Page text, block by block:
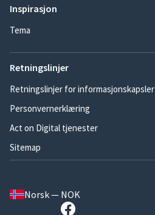
Inspirasjon
Tema
Retningslinjer
Retningslinjer for informasjonskapsler
Personvernerklæring
Act on Digital tjenester
Sitemap
Norsk — NOK